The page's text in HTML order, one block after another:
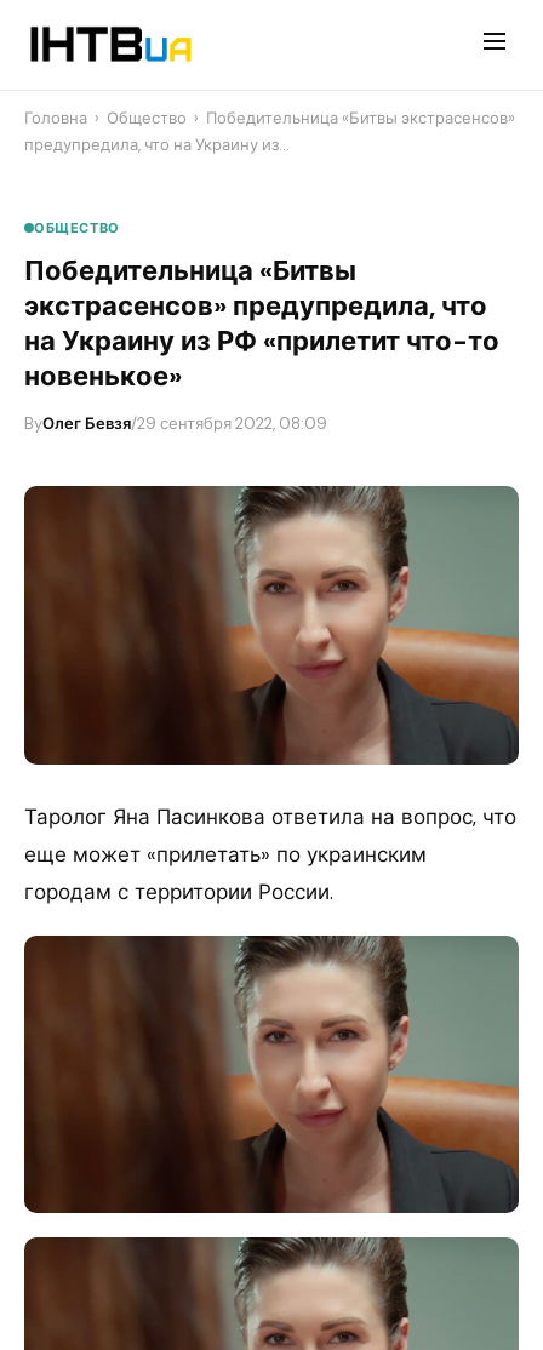
Головна › Общество › Победительница «Битвы экстрасенсов»
предупредила, что на Украину из…
ОБЩЕСТВО
Победительница «Битвы
экстрасенсов» предупредила, что
на Украину из РФ «прилетит что-то
новенькое»
ByОлег Бевзя/29 сентября 2022, 08:09
Таролог Яна Пасинкова ответила на вопрос, что
еще может «прилетать» по украинским
городам с территории России.